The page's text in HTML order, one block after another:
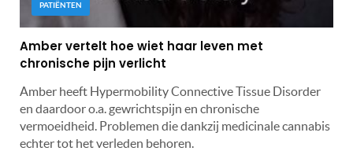
PATIËNTEN
Amber vertelt hoe wiet haar leven met
chronische pijn verlicht
Amber heeft Hypermobility Connective Tissue Disorder
en daardoor o.a. gewrichtspijn en chronische
vermoeidheid. Problemen die dankzij medicinale cannabis
echter tot het verleden behoren.